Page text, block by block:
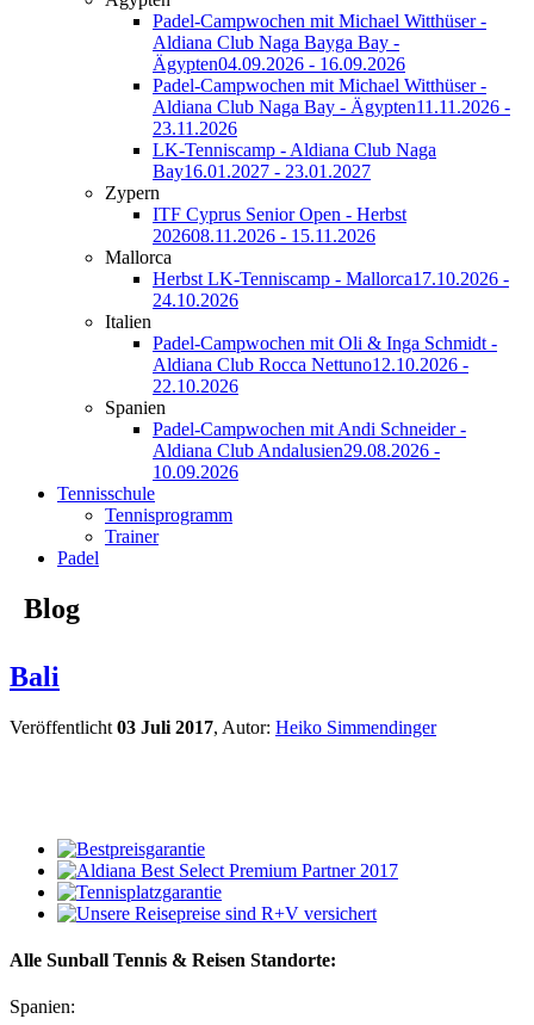
Padel-Campwochen mit Michael Witthüser -
Aldiana Club Naga Bayga Bay -
Ägypten04.09.2026 - 16.09.2026
Padel-Campwochen mit Michael Witthüser -
Aldiana Club Naga Bay - Ägypten11.11.2026 -
23.11.2026
LK-Tenniscamp - Aldiana Club Naga
Bay16.01.2027 - 23.01.2027
Zypern
ITF Cyprus Senior Open - Herbst
202608.11.2026 - 15.11.2026
Mallorca
Herbst LK-Tenniscamp - Mallorca17.10.2026 -
24.10.2026
Italien
Padel-Campwochen mit Oli & Inga Schmidt -
Aldiana Club Rocca Nettuno12.10.2026 -
22.10.2026
Spanien
Padel-Campwochen mit Andi Schneider -
Aldiana Club Andalusien29.08.2026 -
10.09.2026
Tennisschule
Tennisprogramm
Trainer
Padel
Blog
Bali
Veröffentlicht 03 Juli 2017, Autor: Heiko Simmendinger
Alle Sunball Tennis & Reisen Standorte:
Spanien: